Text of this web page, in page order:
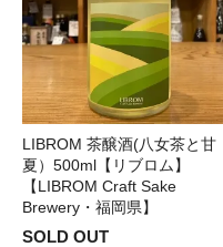
LIBROM 茶醸酒(八女茶と甘
夏）500ml【リブロム】
【LIBROM Craft Sake
Brewery・福岡県】
SOLD OUT